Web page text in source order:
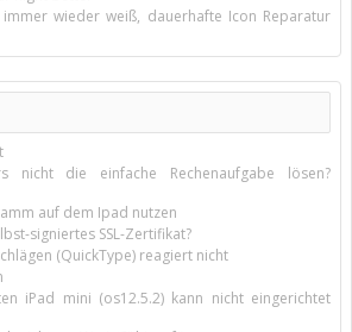
wieder weiß, dauerhafte Icon Reparatur
nicht die einfache Rechenaufgabe lösen?
auf dem Ipad nutzen
signiertes SSL-Zertifikat?
(QuickType) reagiert nicht
iPad mini (os12.5.2) kann nicht eingerichtet